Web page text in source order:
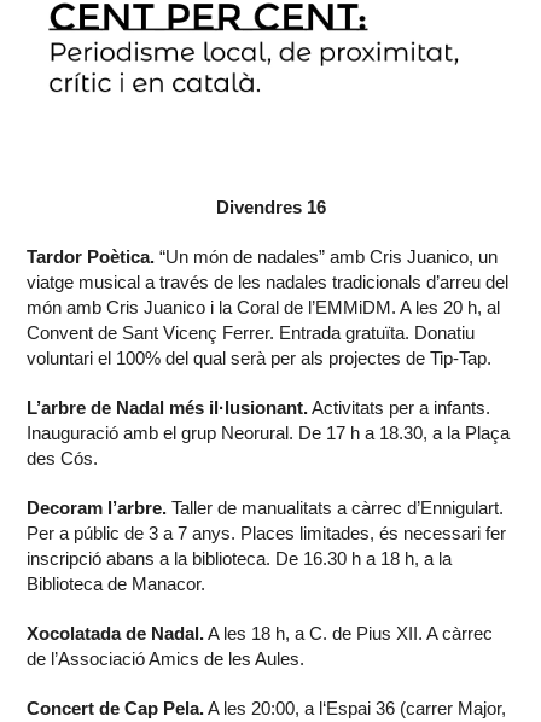
Divendres 16
Tardor Poètica. “Un món de nadales” amb Cris Juanico, un
viatge musical a través de les nadales tradicionals d’arreu del
món amb Cris Juanico i la Coral de l’EMMiDM. A les 20 h, al
Convent de Sant Vicenç Ferrer. Entrada gratuïta. Donatiu
voluntari el 100% del qual serà per als projectes de Tip-Tap.
L’arbre de Nadal més il·lusionant.Activitats per a infants.
Inauguració amb el grup Neorural. De 17 h a 18.30, a la Plaça
des Cós.
Decoram l’arbre. Taller de manualitats a càrrec d’Ennigulart.
Per a públic de 3 a 7 anys. Places limitades, és necessari fer
inscripció abans a la biblioteca. De 16.30 h a 18 h, a la
Biblioteca de Manacor.
Xocolatada de Nadal.A les 18 h, a C. de Pius XII. A càrrec
de l’Associació Amics de les Aules.
Concert de Cap Pela.A les 20:00, a l‘Espai 36 (carrer Major,